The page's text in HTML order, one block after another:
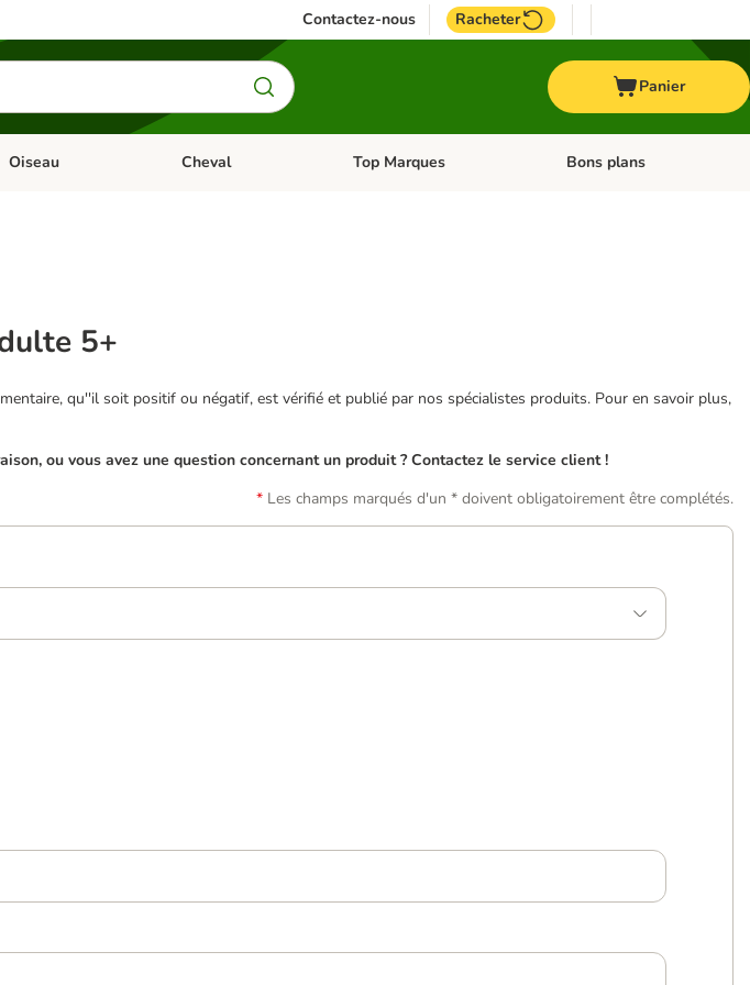
Contactez-nous Racheter
Panier
& Co
Dérouler les catégories: Poisson
Oiseau Dérouler les catégories: Oiseau
Cheval Dérouler les catégories: Cheval
Top Marques Dérouler les catégories: Top
Bons plans
5+
qu''il soit positif ou négatif, est vérifié et publié par nos spécialistes produits. Pour en savoir plus,
ou vous avez une question concernant un produit ? Contactez le service client !
Les champs marqués d'un * doivent obligatoirement être complétés.